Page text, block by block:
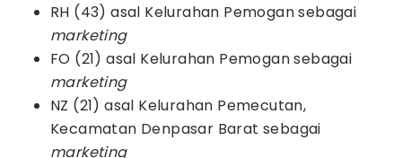
RH (43) asal Kelurahan Pemogan sebagai
marketing
FO (21) asal Kelurahan Pemogan sebagai
marketing
NZ (21) asal Kelurahan Pemecutan,
Kecamatan Denpasar Barat sebagai
marketing